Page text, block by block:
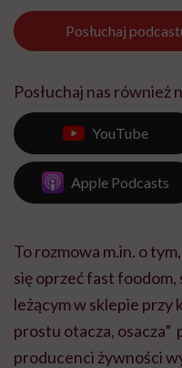
Posłuchaj
Posłuchaj nas również
YouTube
Apple Podcasts
To rozmowa m.in. o
się oprzeć fast foodom,
leżącym w sklepie przy
prostu otacza, osacza”
producenci żywności